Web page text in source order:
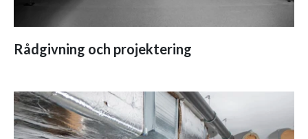
Rådgivning och projektering